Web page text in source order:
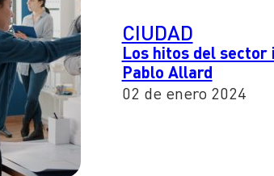
CIUDAD
Los hitos del sector
Pablo Allard
02 de enero 2024